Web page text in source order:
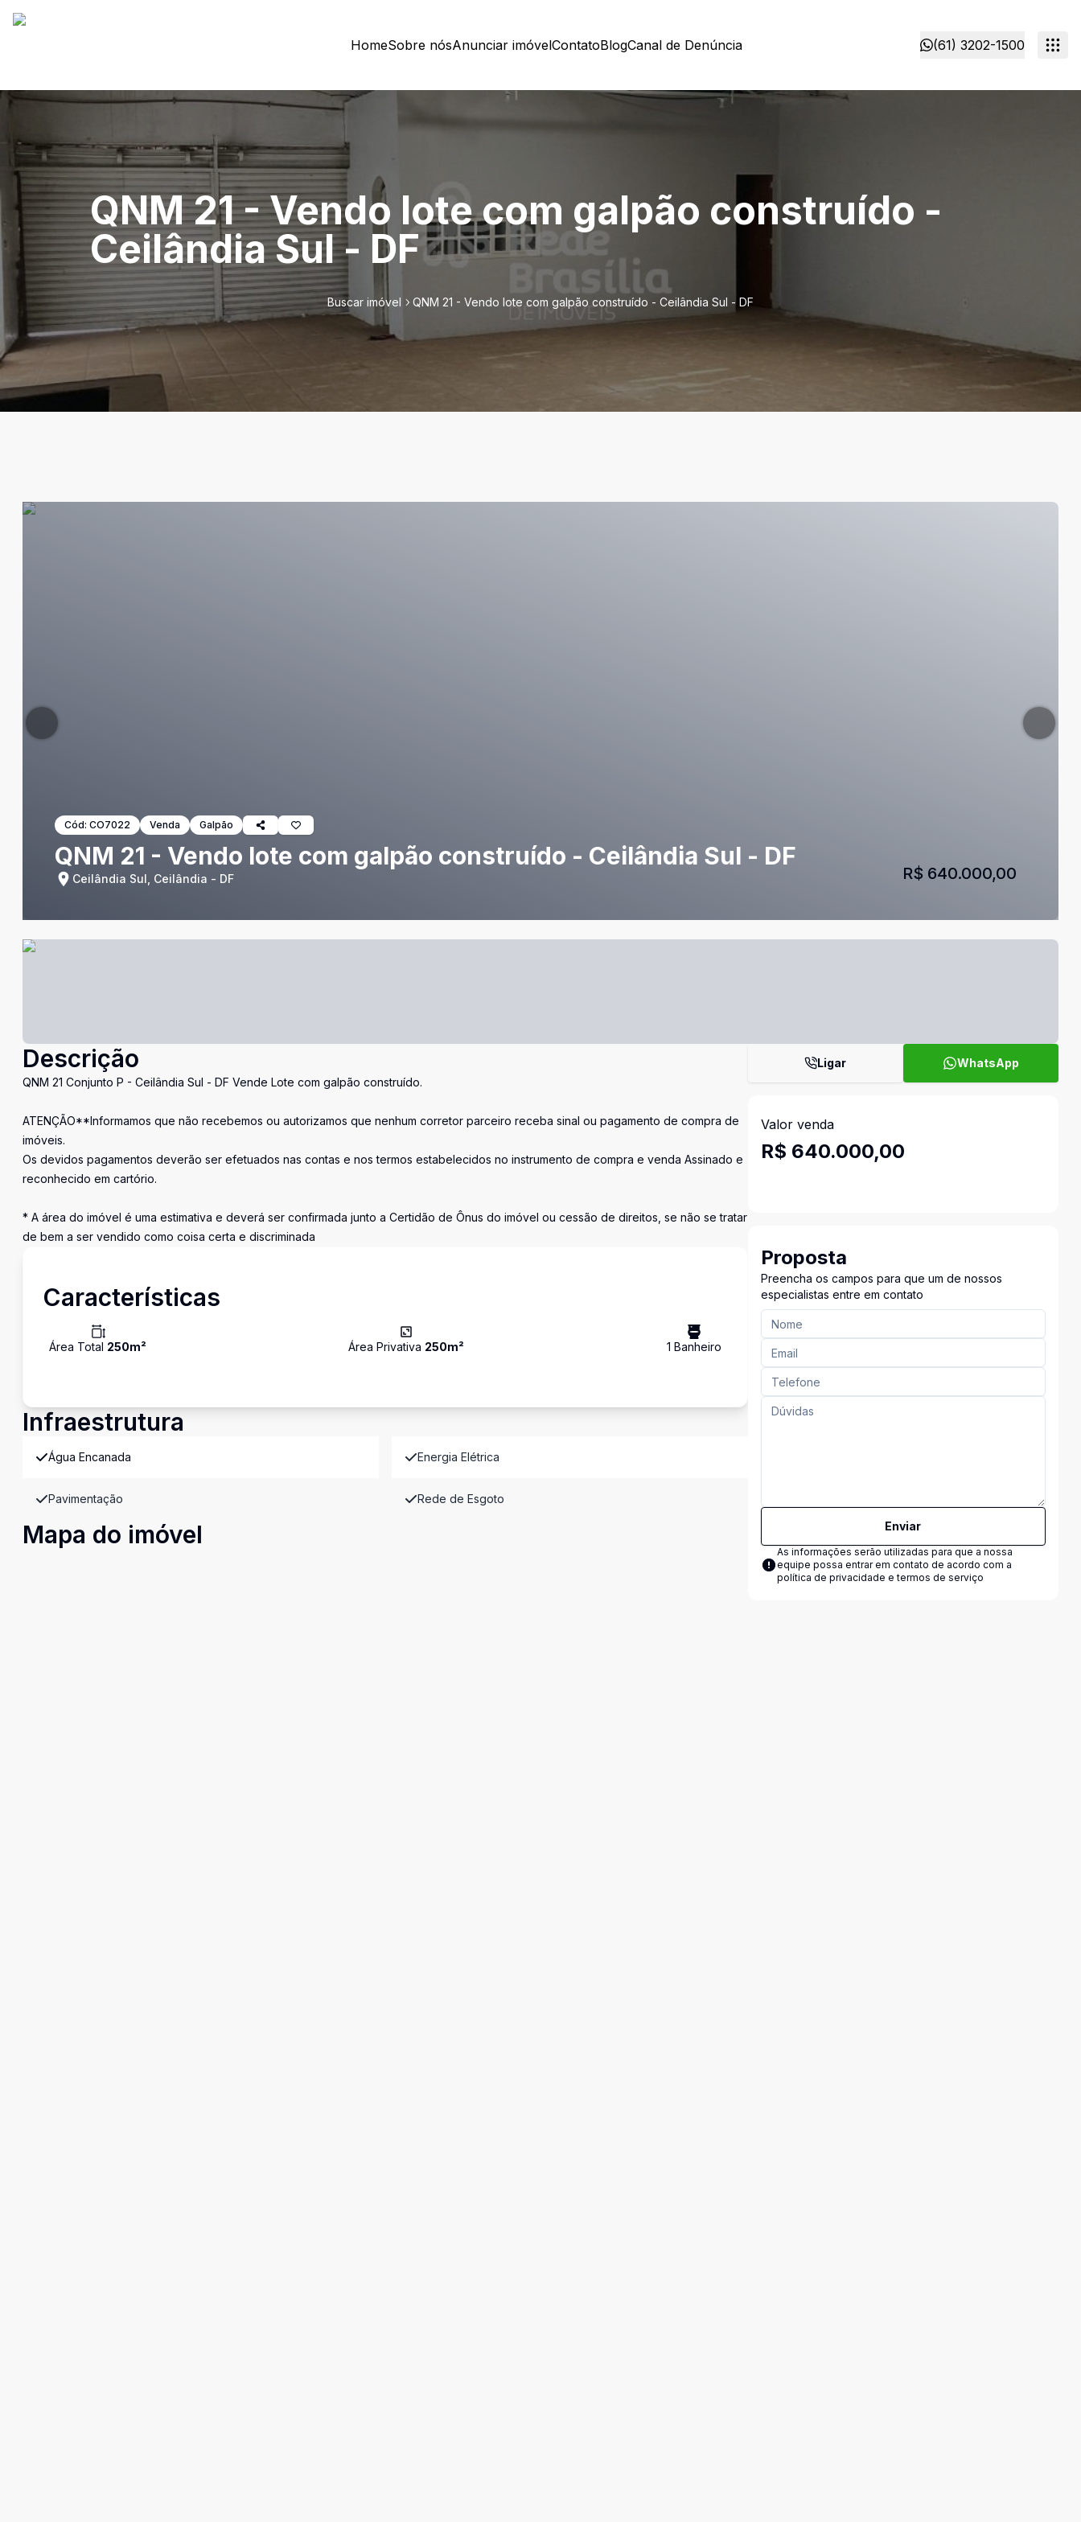
HomeSobre nósAnunciar imóvelContatoBlogCanal de Denúncia (61) 3202-1500
QNM 21 - Vendo lote com galpão construído -
Ceilândia Sul - DF
Buscar imóvel QNM 21 - Vendo lote com galpão construído - Ceilândia Sul - DF
Cód: CO7022 Venda Galpão
QNM 21 - Vendo lote com galpão construído - Ceilândia Sul - DF
Ceilândia Sul, Ceilândia - DF R$ 640.000,00
Descrição
QNM 21 Conjunto P - Ceilândia Sul - DF Vende Lote com galpão construído.
ATENÇÃO**Informamos que não recebemos ou autorizamos que nenhum corretor parceiro receba sinal ou pagamento de compra de
imóveis.
Os devidos pagamentos deverão ser efetuados nas contas e nos termos estabelecidos no instrumento de compra e venda Assinado e
reconhecido em cartório.
* A área do imóvel é uma estimativa e deverá ser confirmada junto a Certidão de Ônus do imóvel ou cessão de direitos, se não se tratar
de bem a ser vendido como coisa certa e discriminada
Características
Área Total 250m² Área Privativa 250m² 1 Banheiro
Infraestrutura
Água Encanada Energia Elétrica
Pavimentação Rede de Esgoto
Mapa do imóvel
Ligar WhatsApp
Valor venda
R$ 640.000,00
Proposta
Preencha os campos para que um de nossos
especialistas entre em contato
Enviar
As informações serão utilizadas para que a nossa
equipe possa entrar em contato de acordo com a
política de privacidade e termos de serviço